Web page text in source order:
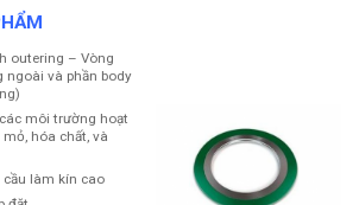
outering – Vòng
ngoài và phần body
môi trường hoạt
hóa chất, và
cầu làm kín cao